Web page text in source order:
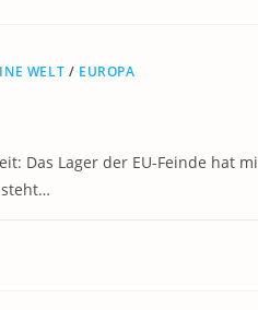
WELT / EUROPA
Das Lager der EU-Feinde hat